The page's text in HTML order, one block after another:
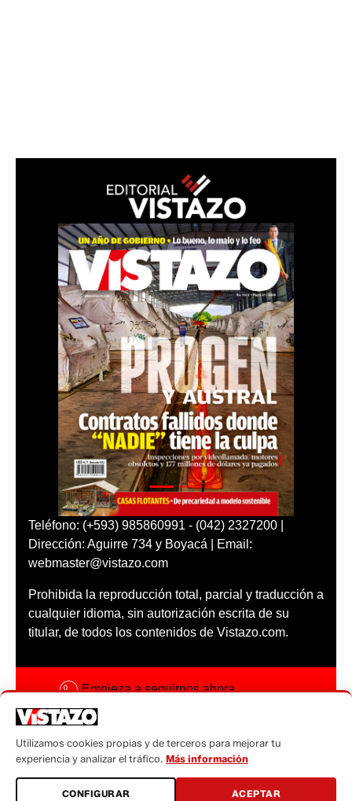
Teléfono: (+593) 985860991 - (042) 2327200 |
Dirección: Aguirre 734 y Boyacá | Email:
webmaster@vistazo.com
Prohibida la reproducción total, parcial y traducción a
cualquier idioma, sin autorización escrita de su
titular, de todos los contenidos de Vistazo.com.
Empieza a seguirnos ahora
Código ética
Sugerencias a:
sugerencias@vistazo.com
Utilizamos cookies propias y de terceros para mejorar tu
experiencia y analizar el tráfico. Más información
CONFIGURAR ACEPTAR